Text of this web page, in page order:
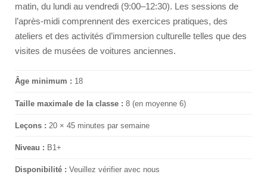
matin, du lundi au vendredi (9:00–12:30). Les sessions de
l’après-midi comprennent des exercices pratiques, des
ateliers et des activités d’immersion culturelle telles que des
visites de musées de voitures anciennes.
Âge minimum : 18
Taille maximale de la classe : 8 (en moyenne 6)
Leçons : 20 × 45 minutes par semaine
Niveau : B1+
Disponibilité : Veuillez vérifier avec nous